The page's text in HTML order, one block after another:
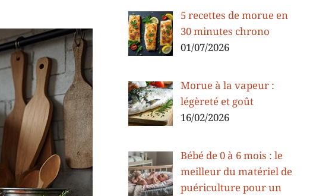
5 recettes de morue en
30 minutes chrono
01/07/2026
Morue à la vapeur :
légèreté et goût
16/02/2026
Bébé de 0 à 6 mois : le
meilleur du matériel de
puériculture pour un